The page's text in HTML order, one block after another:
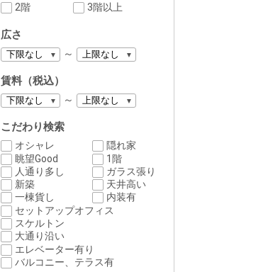
2階
3階以上
広さ
～
賃料（税込）
～
こだわり検索
オシャレ
隠れ家
眺望Good
1階
人通り多し
ガラス張り
新築
天井高い
一棟貨し
内装有
セットアップオフィス
スケルトン
大通り沿い
エレベーター有り
バルコニー、テラス有